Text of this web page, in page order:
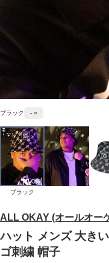
ALL OKAY (オールオー
ハット メンズ 大き
ゴ刺繍 帽子
ブラック - ○
ブラック